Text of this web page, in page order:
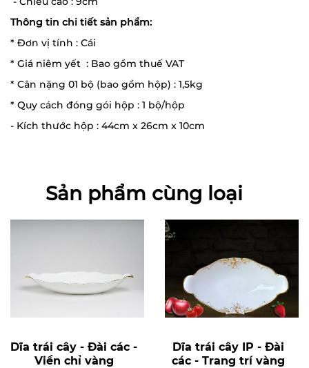
Thông tin chi tiết sản phẩm:
* Đơn vị tính : Cái
* Giá niêm yết : Bao gồm thuế VAT
* Cân nặng 01 bộ (bao gồm hộp) : 1,5kg
* Quy cách đóng gói hộp : 1 bộ/hộp
- Kích thước hộp : 44cm x 26cm x 10cm
Sản phẩm cùng loại
Dĩa trái cây - Đài các -
Viền chỉ vàng
Dĩa trái cây IP - Đài
các - Trang trí vàng